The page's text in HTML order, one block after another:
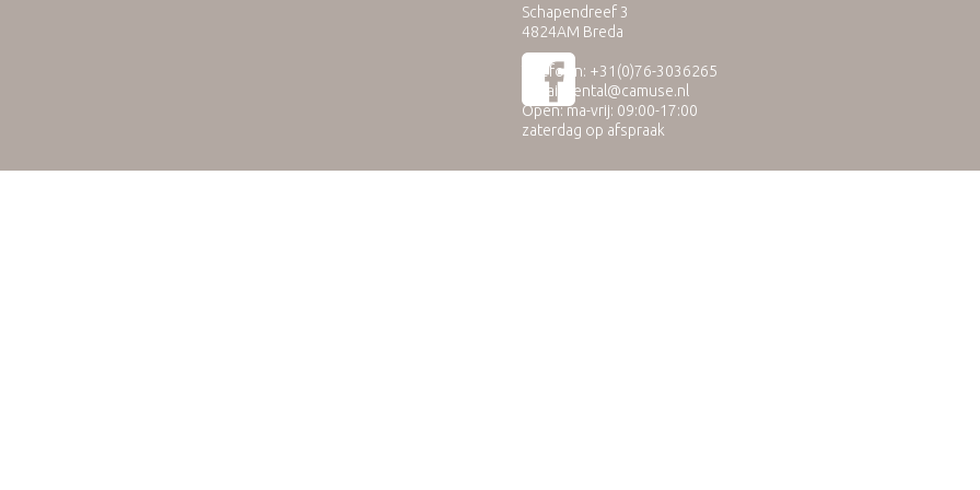
Schapendreef 3
4824AM Breda
Telefoon: +31(0)76-3036265
E-mail:
rental@camuse.nl
Open: ma-vrij: 09:00-17:00
zaterdag op afspraak